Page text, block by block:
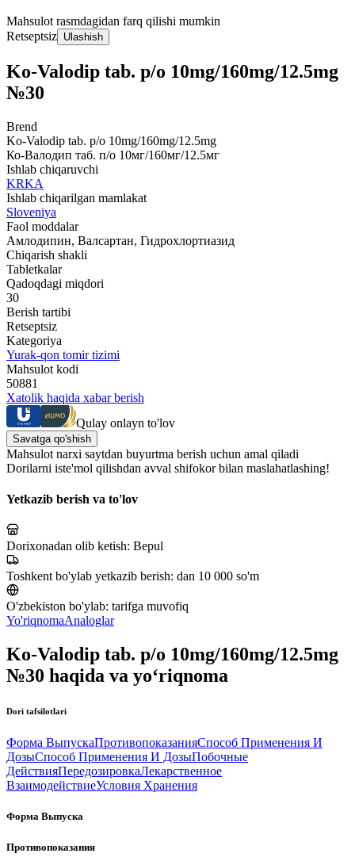
Mahsulot rasmdagidan farq qilishi mumkin
Retseptsiz Ulashish
Ko-Valodip tab. p/o 10mg/160mg/12.5mg
№30
Brend
Ko-Valodip tab. p/o 10mg/160mg/12.5mg
Ко-Валодип таб. п/о 10мг/160мг/12.5мг
Ishlab chiqaruvchi
KRKA
Ishlab chiqarilgan mamlakat
Sloveniya
Faol moddalar
Амлодипин, Валсартан, Гидрохлортиазид
Chiqarish shakli
Tabletkalar
Qadoqdagi miqdori
30
Berish tartibi
Retseptsiz
Kategoriya
Yurak-qon tomir tizimi
Mahsulot kodi
50881
Xatolik haqida xabar berish
Qulay onlayn to'lov
Savatga qo'shish
Mahsulot narxi saytdan buyurtma berish uchun amal qiladi
Dorilarni iste'mol qilishdan avval shifokor bilan maslahatlashing!
Yetkazib berish va to'lov
Dorixonadan olib ketish: Bepul
Toshkent bo'ylab yetkazib berish: dan 10 000 so'm
O'zbekiston bo'ylab: tarifga muvofiq
Yo'riqnomaAnaloglar
Ko-Valodip tab. p/o 10mg/160mg/12.5mg
№30 haqida va yo‘riqnoma
Dori tafsilotlari
Форма ВыпускаПротивопоказанияСпособ Применения И
ДозыСпособ Применения И ДозыПобочные
ДействияПередозировкаЛекарственное
ВзаимодействиеУсловия Хранения
Форма Выпуска
Противопоказания